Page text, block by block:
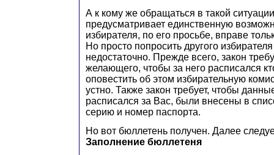
А к кому же обращаться в такой
предусматривает единственную
избирателя, по его просьбе, вправе
Но просто попросить другого
недостаточно. Прежде всего, закон
желающего, чтобы за него расписался
оповестить об этом избирательную
устно. Также закон требует, чтобы
расписался за Вас, были внесены в
серию и номер паспорта.
Но вот бюллетень получен. Далее
Заполнение бюллетеня